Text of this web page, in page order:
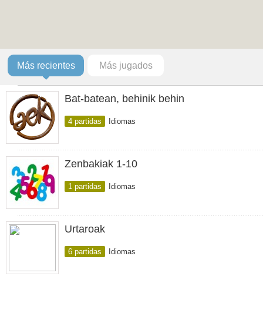
Más recientes Más jugados
Bat-batean, behinik behin
4 partidas Idiomas
Zenbakiak 1-10
1 partidas Idiomas
Urtaroak
6 partidas Idiomas